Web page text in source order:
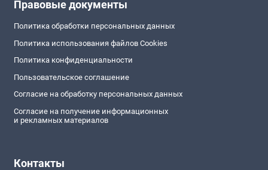
Правовые документы
Политика обработки персональных данных
Политика использования файлов Cookies
Политика конфиденциальности
Пользовательское соглашение
Согласие на обработку персональных данных
Согласие на получение информационных
и рекламных материалов
Контакты